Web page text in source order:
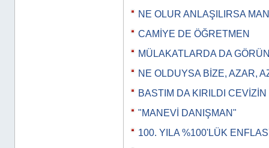
NE OLUR ANLAŞILIRSA
CAMİYE DE ÖĞRETMEN
MÜLAKATLARDA DA
NE OLDUYSA BİZE, AZAR,
BASTIM DA KIRILDI CEVİZİN
"MANEVİ DANIŞMAN"
100. YILA %100'LÜK